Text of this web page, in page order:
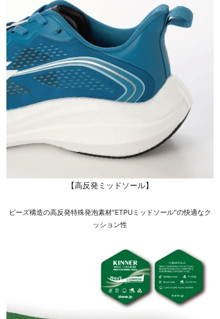
【高反発ミッドソール】
ビーズ構造の高反発特殊発泡素材"ETPUミッドソール"の快適なク
ッション性